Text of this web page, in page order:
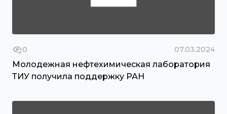
0 07.03.2024
Молодежная нефтехимическая лаборатория
ТИУ получила поддержку РАН